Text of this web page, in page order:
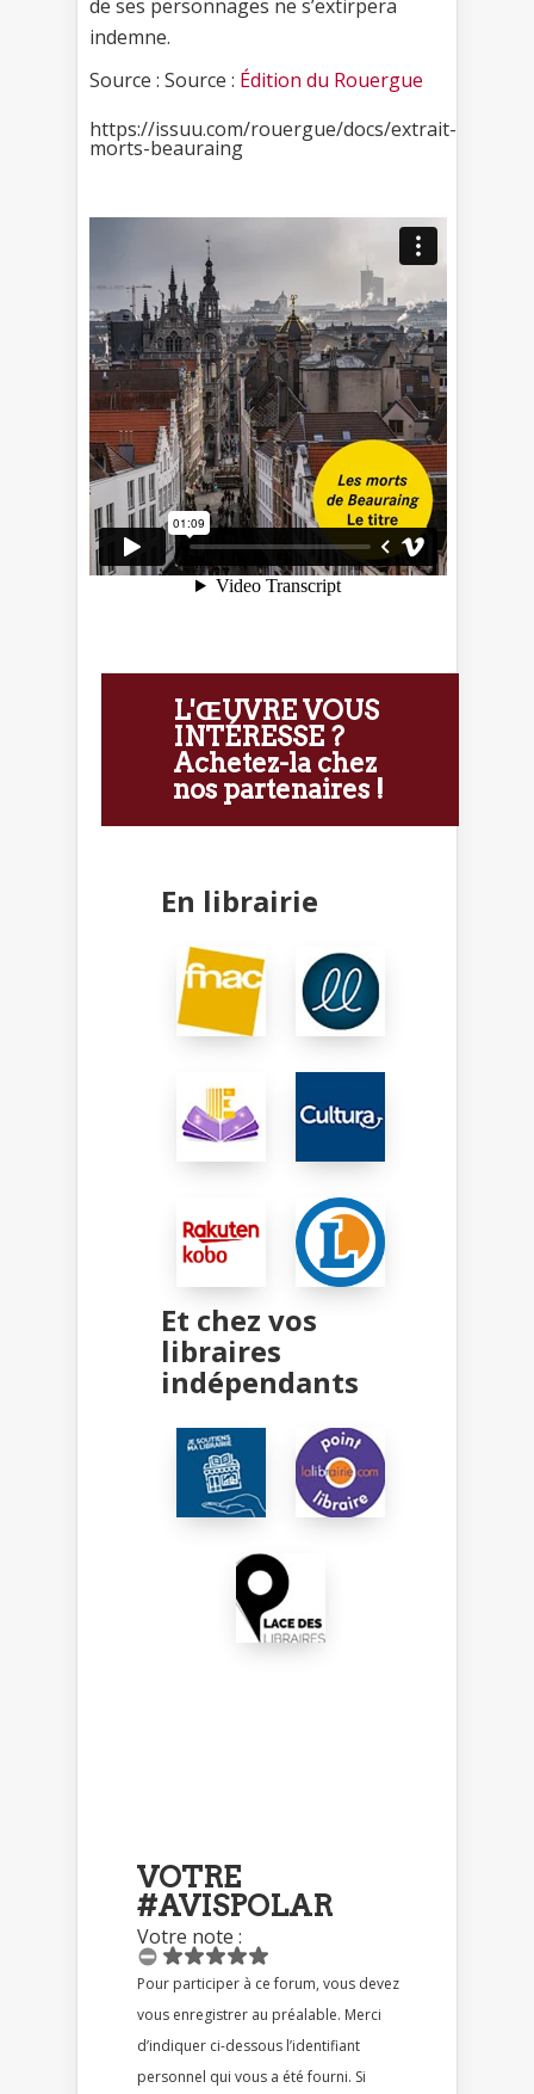
de ses personnages ne s’extirpera
indemne.
Source : Source : Édition du Rouergue
https://issuu.com/rouergue/docs/extrait-
morts-beauraing
L'ŒUVRE VOUS
INTÉRESSE ?
Achetez-la chez
nos partenaires !
En librairie
Et chez vos
libraires
indépendants
VOTRE
#AVISPOLAR
Votre note :
Pour participer à ce forum, vous devez
vous enregistrer au préalable. Merci
d’indiquer ci-dessous l’identifiant
personnel qui vous a été fourni. Si